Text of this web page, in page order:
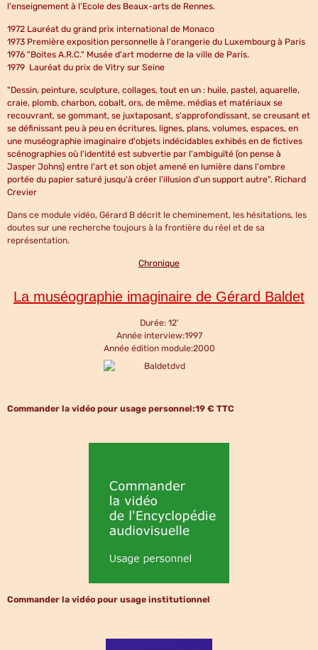
l'enseignement à l'Ecole des Beaux-arts de Rennes.
1972 Lauréat du grand prix international de Monaco
1973 Première exposition personnelle à l'orangerie du Luxembourg à Paris
1976 "Boites A.R.C." Musée d'art moderne de la ville de Paris.
1979 Lauréat du prix de Vitry sur Seine
"Dessin, peinture, sculpture, collages, tout en un : huile, pastel, aquarelle,
craie, plomb, charbon, cobalt, ors, de même, médias et matériaux se
recouvrant, se gommant, se juxtaposant, s'approfondissant, se creusant et
se définissant peu à peu en écritures, lignes, plans, volumes, espaces, en
une muséographie imaginaire d'objets indécidables exhibés en de fictives
scénographies où l'identité est subvertie par l'ambiguïté (on pense à
Jasper Johns) entre l'art et son objet amené en lumière dans l'ombre
portée du papier saturé jusqu'à créer l'illusion d'un support autre". Richard
Crevier
Dans ce module vidéo, Gérard B décrit le cheminement, les hésitations, les
doutes sur une recherche toujours à la frontière du réel et de sa
représentation.
Chronique
La muséographie imaginaire de Gérard Baldet
Durée: 12'
Année interview:1997
Année édition module:2000
Commander la vidéo pour usage personnel:19 € TTC
Commander la vidéo pour usage institutionnel